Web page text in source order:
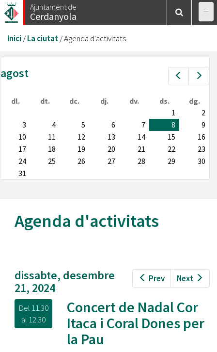
Vés
al
Ajuntament de
Cerdanyola
Esteu
aquí
Inici /La ciutat/Agenda d'activitats
Prev
agost
dl. dt. dc. dj. dv. ds.
dg.
1
2
3
4 5 6 7 8
9
10
11 12 13 14 15
16
17
18 19 20 21 22
23
24
25 26 27 28 29
30
31
Agenda d'activitats
Prev Next
dissabte, desembre
21, 2024
Del 11:30
al 12:30
Concert de Nadal Cor
Itaca i Coral Dones per
la Pau